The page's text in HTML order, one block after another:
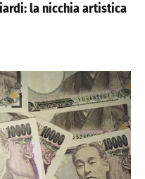
la nicchia artistica